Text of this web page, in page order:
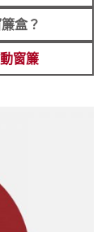
盒？
窗簾